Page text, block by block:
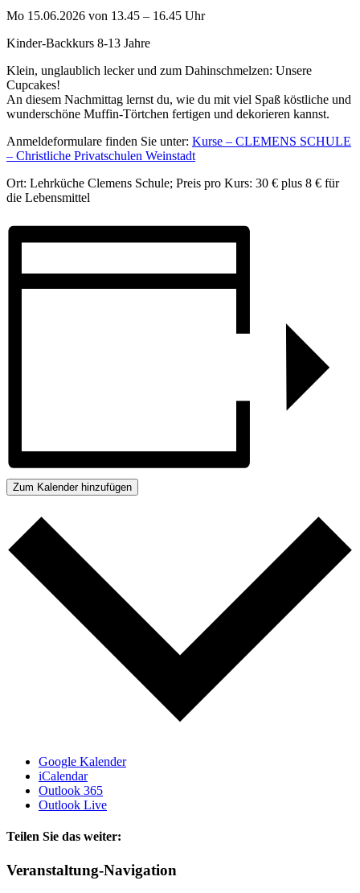
Mo 15.06.2026 von 13.45 – 16.45 Uhr
Kinder-Backkurs 8-13 Jahre
Klein, unglaublich lecker und zum Dahinschmelzen: Unsere
Cupcakes!
An diesem Nachmittag lernst du, wie du mit viel Spaß köstliche und
wunderschöne Muffin-Törtchen fertigen und dekorieren kannst.
Anmeldeformulare finden Sie unter: Kurse – CLEMENS SCHULE
– Christliche Privatschulen Weinstadt
Ort: Lehrküche Clemens Schule; Preis pro Kurs: 30 € plus 8 € für
die Lebensmittel
Zum Kalender hinzufügen
Google Kalender
iCalendar
Outlook 365
Outlook Live
Teilen Sie das weiter:
Facebook
X
E-
Veranstaltung-Navigation